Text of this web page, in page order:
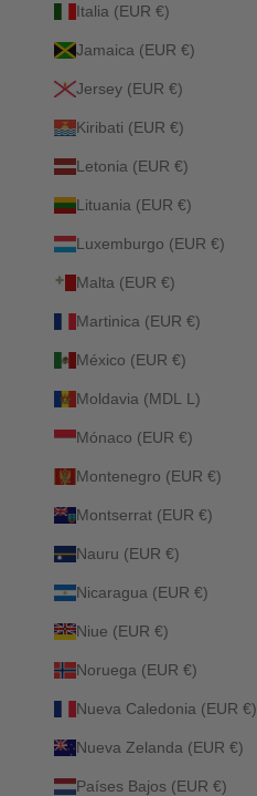
Italia (EUR €)
Jamaica (EUR €)
Jersey (EUR €)
Kiribati (EUR €)
Letonia (EUR €)
Lituania (EUR €)
Luxemburgo (EUR €)
Malta (EUR €)
Martinica (EUR €)
México (EUR €)
Moldavia (MDL L)
Mónaco (EUR €)
Montenegro (EUR €)
Montserrat (EUR €)
Nauru (EUR €)
Nicaragua (EUR €)
Niue (EUR €)
Noruega (EUR €)
Nueva Caledonia (EUR €)
Nueva Zelanda (EUR €)
Países Bajos (EUR €)